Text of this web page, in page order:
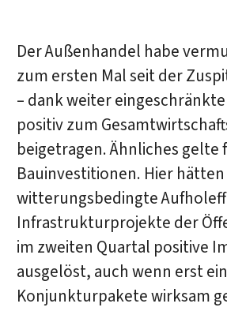
Der Außenhandel habe
zum ersten Mal seit der
– dank weiter
positiv zum
beigetragen. Ähnliches gelte
Bauinvestitionen. Hier hätten
witterungsbedingte
Infrastrukturprojekte der
im zweiten Quartal positive
ausgelöst, auch wenn erst
Konjunkturpakete wirksam